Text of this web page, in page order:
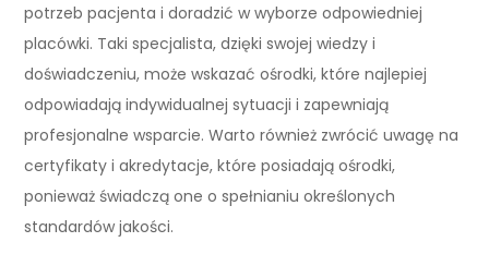
potrzeb pacjenta i doradzić w wyborze odpowiedniej
placówki. Taki specjalista, dzięki swojej wiedzy i
doświadczeniu, może wskazać ośrodki, które najlepiej
odpowiadają indywidualnej sytuacji i zapewniają
profesjonalne wsparcie. Warto również zwrócić uwagę na
certyfikaty i akredytacje, które posiadają ośrodki,
ponieważ świadczą one o spełnianiu określonych
standardów jakości.